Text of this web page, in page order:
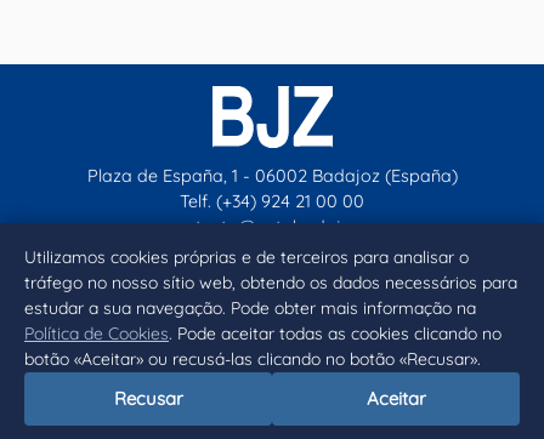
Utilizamos cookies próprias e de terceiros para analisar o
tráfego no nosso sítio web, obtendo os dados necessários para
estudar a sua navegação. Pode obter mais informação na
Política de Cookies. Pode aceitar todas as cookies clicando no
botão «Aceitar» ou recusá-las clicando no botão «Recusar».
Recusar Aceitar
Plaza de España, 1 - 06002 Badajoz (España)
Telf. (+34) 924 21 00 00
contacto@aytobadajoz.es
Facebook
X Instagram
YouTube
Inicio Aviso legal Privacidad Política de Cookies
Declaración de accesibilidad